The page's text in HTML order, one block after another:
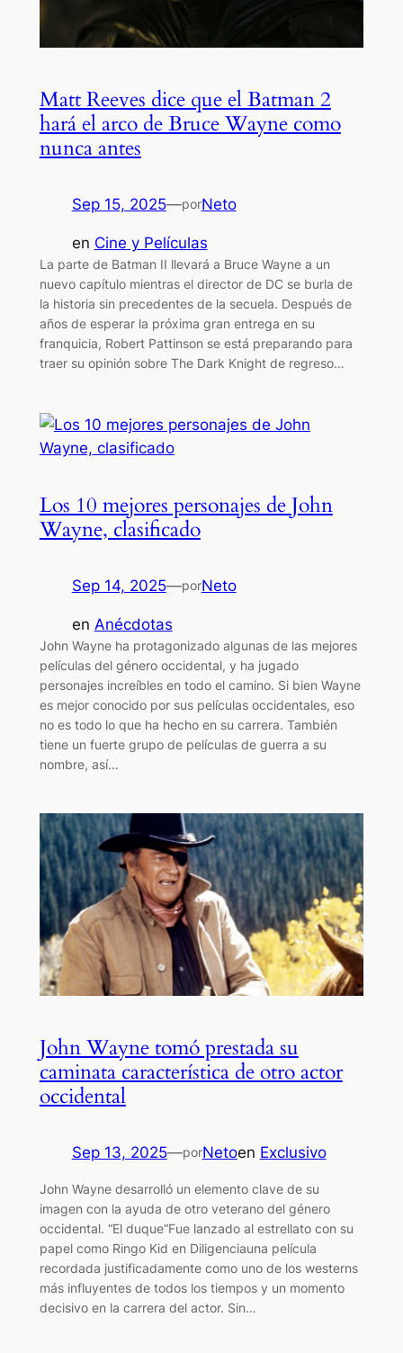
Matt Reeves dice que el Batman 2
hará el arco de Bruce Wayne como
nunca antes
Sep 15, 2025—porNeto
en Cine y Películas
La parte de Batman II llevará a Bruce Wayne a un
nuevo capítulo mientras el director de DC se burla de
la historia sin precedentes de la secuela. Después de
años de esperar la próxima gran entrega en su
franquicia, Robert Pattinson se está preparando para
traer su opinión sobre The Dark Knight de regreso…
Los 10 mejores personajes de John
Wayne, clasificado
Sep 14, 2025—porNeto
en Anécdotas
John Wayne ha protagonizado algunas de las mejores
películas del género occidental, y ha jugado
personajes increíbles en todo el camino. Si bien Wayne
es mejor conocido por sus películas occidentales, eso
no es todo lo que ha hecho en su carrera. También
tiene un fuerte grupo de películas de guerra a su
nombre, así…
John Wayne tomó prestada su
caminata característica de otro actor
occidental
Sep 13, 2025—porNetoen Exclusivo
John Wayne desarrolló un elemento clave de su
imagen con la ayuda de otro veterano del género
occidental. “El duque“Fue lanzado al estrellato con su
papel como Ringo Kid en Diligenciauna película
recordada justificadamente como uno de los westerns
más influyentes de todos los tiempos y un momento
decisivo en la carrera del actor. Sin…